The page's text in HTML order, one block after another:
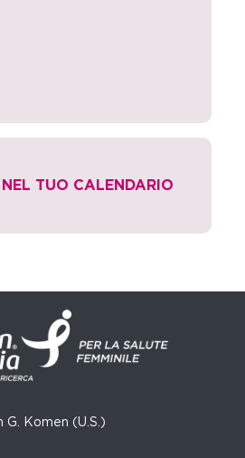
TUO CALENDARIO
G. Komen (U.S.)